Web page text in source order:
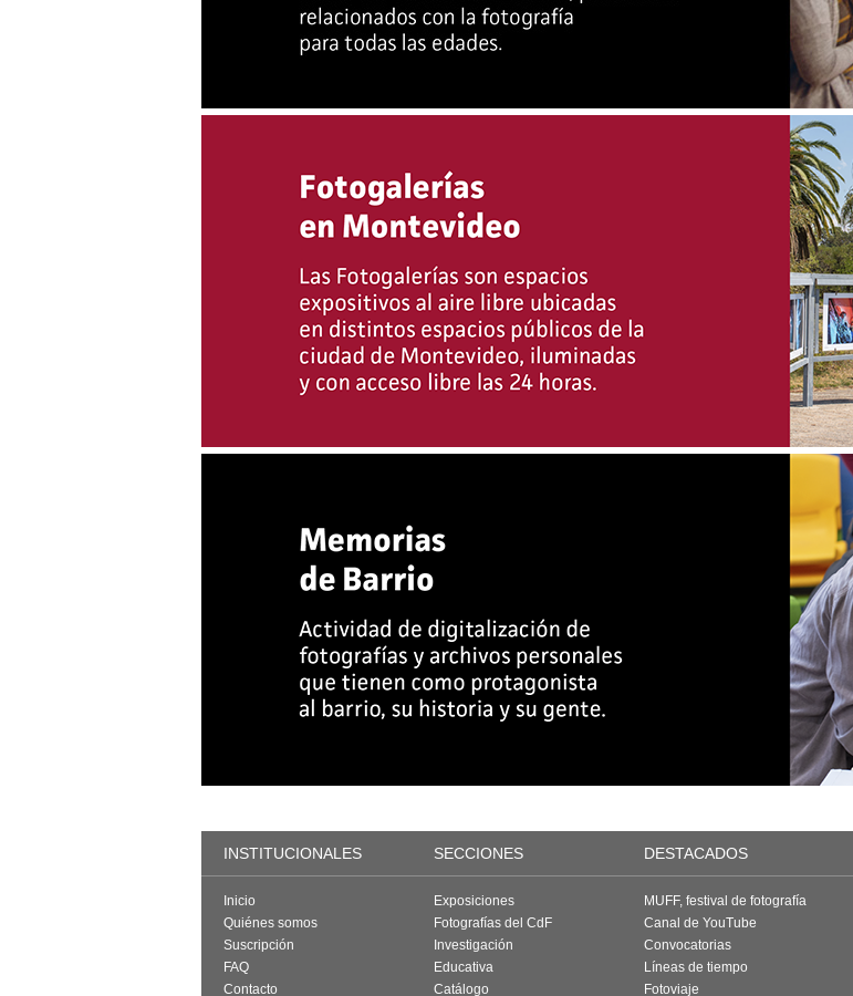
INSTITUCIONALES SECCIONES DESTACADOS
Inicio
Quiénes somos
Suscripción
FAQ
Contacto
Exposiciones
Fotografías del CdF
Investigación
Educativa
Catálogo
MUFF, festival de fotografía
Canal de YouTube
Convocatorias
Líneas de tiempo
Fotoviaje